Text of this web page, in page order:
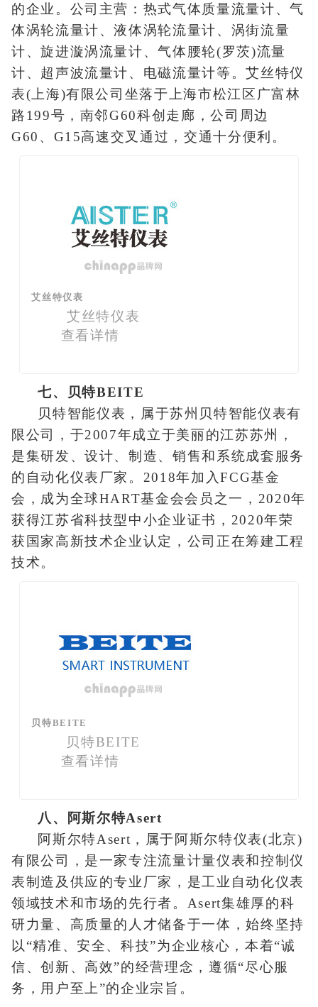
的企业。公司主营：热式气体质量流量计、气
体涡轮流量计、液体涡轮流量计、涡街流量
计、旋进漩涡流量计、气体腰轮(罗茨)流量
计、超声波流量计、电磁流量计等。艾丝特仪
表(上海)有限公司坐落于上海市松江区广富林
路199号，南邻G60科创走廊，公司周边
G60、G15高速交叉通过，交通十分便利。
艾丝特仪表
艾丝特仪表
查看详情
七、贝特BEITE
贝特智能仪表，属于苏州贝特智能仪表有
限公司，于2007年成立于美丽的江苏苏州，
是集研发、设计、制造、销售和系统成套服务
的自动化仪表厂家。2018年加入FCG基金
会，成为全球HART基金会会员之一，2020年
获得江苏省科技型中小企业证书，2020年荣
获国家高新技术企业认定，公司正在筹建工程
技术。
贝特BEITE
贝特BEITE
查看详情
八、阿斯尔特Asert
阿斯尔特Asert，属于阿斯尔特仪表(北京)
有限公司，是一家专注流量计量仪表和控制仪
表制造及供应的专业厂家，是工业自动化仪表
领域技术和市场的先行者。Asert集雄厚的科
研力量、高质量的人才储备于一体，始终坚持
以“精准、安全、科技”为企业核心，本着“诚
信、创新、高效”的经营理念，遵循“尽心服
务，用户至上”的企业宗旨。